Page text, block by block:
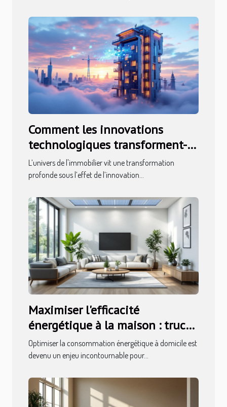
Comment les innovations
technologiques transforment-
elles l'immobilier ?
L’univers de l'immobilier vit une transformation
profonde sous l’effet de l’innovation...
Maximiser l'efficacité
énergétique à la maison : trucs
et astuces
Optimiser la consommation énergétique à domicile est
devenu un enjeu incontournable pour...